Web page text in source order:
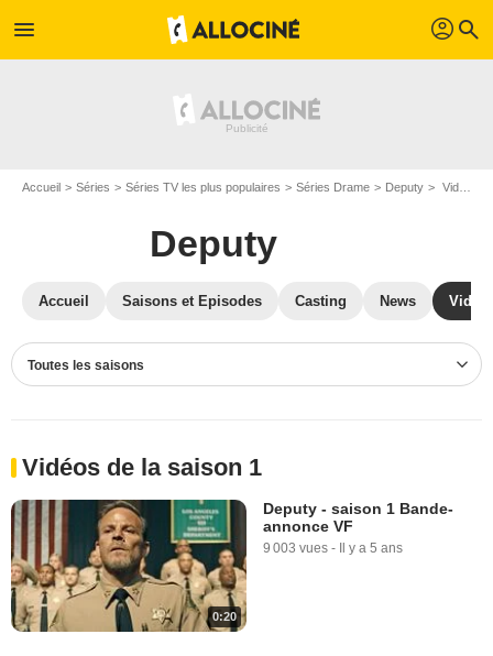
menu profil search
Accueil Séries Séries TV les plus populaires Séries Drame Deputy Vidéos Deputy
Deputy
Accueil Saisons et Episodes Casting News
Toutes les saisons
Vidéos de la saison 1
0:20
Deputy - saison 1 Bande-
annonce VF
9 003 vues - Il y a 5 ans